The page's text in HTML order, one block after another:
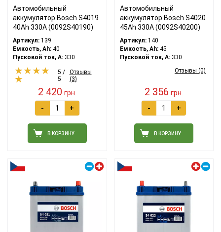
Автомобильный
аккумулятор Bosch S4019
40Ah 330A (0092S40190)
Артикул: 139
Емкость, Ah: 40
Пусковой ток, A: 330
5 /
5
Отзывы
(3)
2 420 грн.
- +
В КОРЗИНУ
Автомобильный
аккумулятор Bosch S4020
45Ah 330A (0092S40200)
Артикул:140
Емкость, Ah:45
Пусковой ток, A:330
Отзывы (0)
2 356 грн.
- +
В КОРЗИНУ